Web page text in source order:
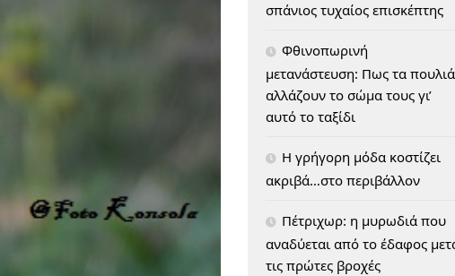
σπάνιος τυχαίος επισκέπτης
Φθινοπωρινή
μετανάστευση: Πως τα πουλιά
αλλάζουν το σώμα τους γι’
αυτό το ταξίδι
H γρήγορη μόδα κοστίζει
ακριβά…στο περιβάλλον
Πέτριχωρ: η μυρωδιά που
αναδύεται από το έδαφος
τις πρώτες βροχές